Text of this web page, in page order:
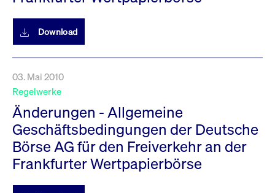
Download
03. Mai 2010
Regelwerke
Änderungen - Allgemeine
Geschäftsbedingungen der Deutsche
Börse AG für den Freiverkehr an der
Frankfurter Wertpapierbörse